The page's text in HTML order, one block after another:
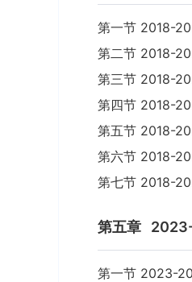
第一节 2018-
第二节 2018-
第三节 2018-
第四节 2018-
第五节 2018-
第六节 2018-
第七节 2018-
第五章
第一节 2023-